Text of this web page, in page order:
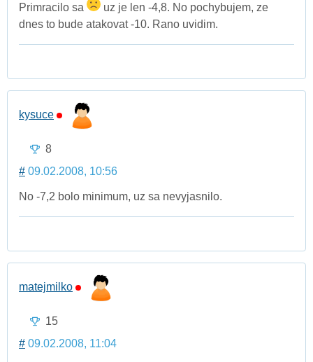
Primracilo sa
uz je len -4,8. No pochybujem, ze
dnes to bude atakovat -10. Rano uvidim.
kysuce
8
# 09.02.2008, 10:56
No -7,2 bolo minimum, uz sa nevyjasnilo.
matejmilko
15
# 09.02.2008, 11:04